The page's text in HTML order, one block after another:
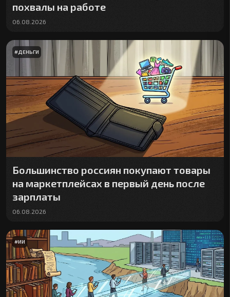
похвалы на работе
06.08.2026
#ДЕНЬГИ
Большинство россиян покупают товары
на маркетплейсах в первый день после
зарплаты
06.08.2026
#ИИ